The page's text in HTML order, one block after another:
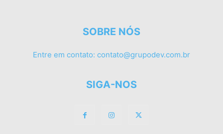
SOBRE NÓS
Entre em contato: contato@grupodev.com.br
SIGA-NOS